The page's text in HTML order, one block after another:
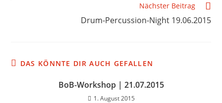
Nächster Beitrag
Drum-Percussion-Night 19.06.2015
DAS KÖNNTE DIR AUCH GEFALLEN
BoB-Workshop | 21.07.2015
1. August 2015